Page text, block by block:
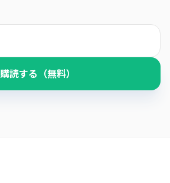
購読する（無料）